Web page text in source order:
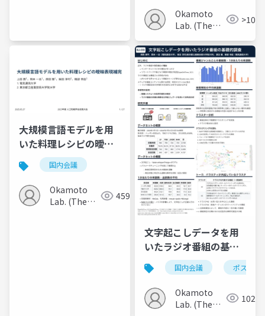
Okamoto
Lab. (The
Electro-
Communications)
>100
大規模言語モデルを用
いた料理レシピの曖昧
表現補完国内会議
Okamoto
Lab. (The
459
文字起こしデータを用
いたラジオ番組の基礎
的調査 国内会議 ポスター
Okamoto
Lab. (The
102